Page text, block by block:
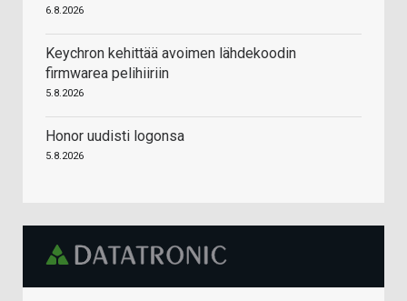
6.8.2026
Keychron kehittää avoimen lähdekoodin
firmwarea pelihiiriin
5.8.2026
Honor uudisti logonsa
5.8.2026